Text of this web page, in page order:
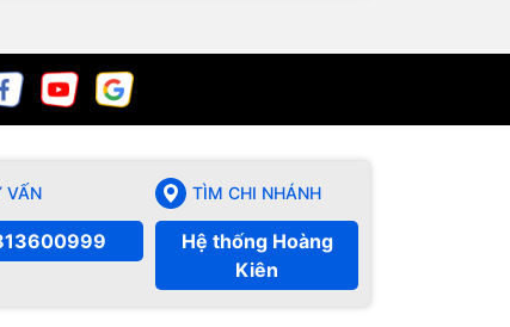
VẤN TÌM CHI NHÁNH
Hệ thống Hoàng
Kiên